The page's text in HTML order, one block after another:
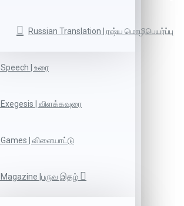
Russian Translation | ரஷ்ய மொழிபெயர்ப்பு
Speech | உரை
Exegesis | விளக்கவுரை
Games | விளையாட்டு
Magazine |பருவ இதழ்